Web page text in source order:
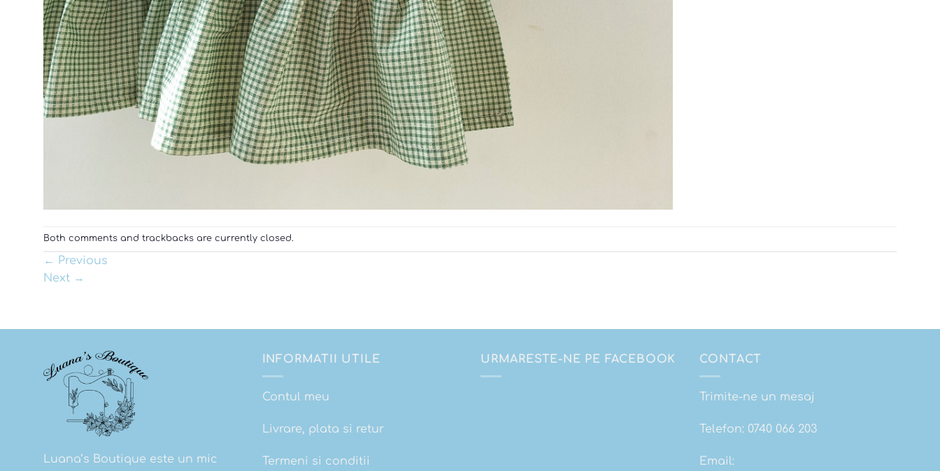
Both comments and trackbacks are currently closed.
← Previous
Next →
Luana’s Boutique este un mic
INFORMATII UTILE
Contul meu
Livrare, plata si retur
Termeni si conditii
URMARESTE-NE PE FACEBOOK CONTACT
Trimite-ne un mesaj
Telefon: 0740 066 203
Email: